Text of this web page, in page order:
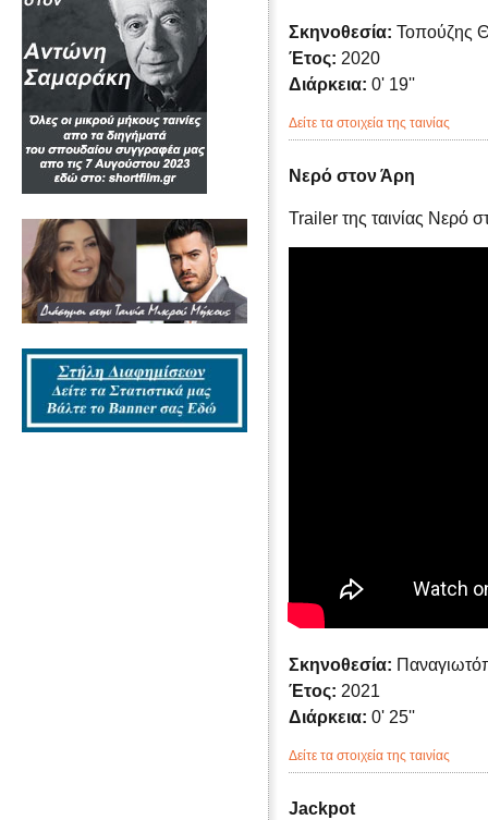
Σκηνοθεσία: Τοπούζης
Έτος: 2020
Διάρκεια: 0' 19''
Δείτε τα στοιχεία της ταινίας
Νερό στον Άρη
Trailer της ταινίας Νερό
Σκηνοθεσία:
Έτος: 2021
Διάρκεια: 0' 25''
Δείτε τα στοιχεία της ταινίας
Jackpot